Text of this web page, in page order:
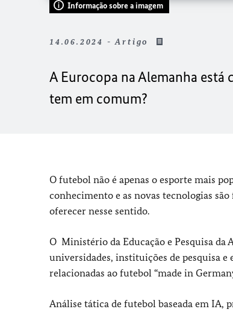
Informação sobre a imagem
14.06.2024 - Artigo
A Eurocopa na Alemanha está
tem em comum?
O futebol não é apenas o esporte mais
conhecimento e as novas tecnologias
oferecer nesse sentido.
O Ministério da Educação e Pesquisa da
universidades, instituições de pesquisa e
relacionadas ao futebol “made in
Análise tática de futebol baseada em IA,